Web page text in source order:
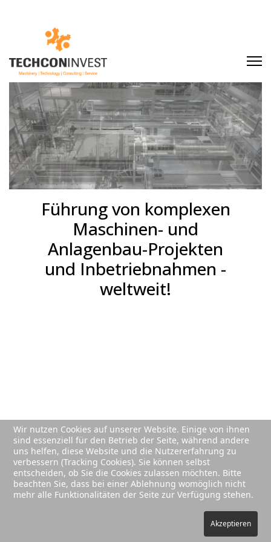
Führung von komplexen
Maschinen- und
Anlagenbau-Projekten
und Inbetriebnahmen -
weltweit!
Wir nutzen Cookies auf unserer Website. Einige von ihnen
sind essenziell für den Betrieb der Seite, während andere
uns helfen, diese Website und die Nutzererfahrung zu
verbessern (Tracking Cookies). Sie können selbst
entscheiden, ob Sie die Cookies zulassen möchten. Bitte
beachten Sie, dass bei einer Ablehnung womöglich nicht
mehr alle Funktionalitäten der Seite zur Verfügung stehen.
Akzeptieren